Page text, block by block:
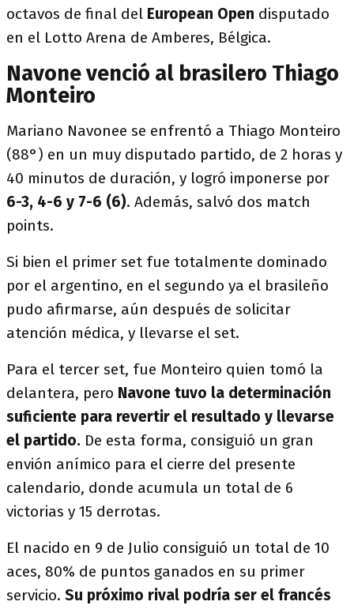
octavos de final del European Open disputado
en el Lotto Arena de Amberes, Bélgica.
Navone venció al brasilero Thiago
Monteiro
Mariano Navonee se enfrentó a Thiago Monteiro
(88°) en un muy disputado partido, de 2 horas y
40 minutos de duración, y logró imponerse por
6-3, 4-6 y 7-6 (6). Además, salvó dos match
points.
Si bien el primer set fue totalmente dominado
por el argentino, en el segundo ya el brasileño
pudo afirmarse, aún después de solicitar
atención médica, y llevarse el set.
Para el tercer set, fue Monteiro quien tomó la
delantera, pero Navone tuvo la determinación
suficiente para revertir el resultado y llevarse
el partido. De esta forma, consiguió un gran
envión anímico para el cierre del presente
calendario, donde acumula un total de 6
victorias y 15 derrotas.
El nacido en 9 de Julio consiguió un total de 10
aces, 80% de puntos ganados en su primer
servicio. Su próximo rival podría ser el francés